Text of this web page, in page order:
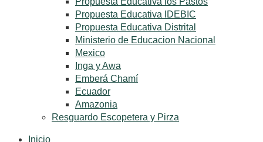
Propuesta Educativa lDEBIC
Propuesta Educativa Distrital
Ministerio de Educacion Nacional
Mexico
Inga y Awa
Emberá Chamí
Ecuador
Amazonia
Resguardo Escopetera y Pirza
Inicio